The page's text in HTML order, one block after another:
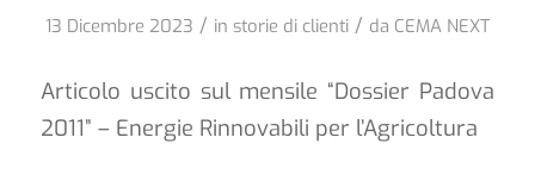
13 Dicembre 2023 / in storie di clienti / da CEMA NEXT
Articolo uscito sul mensile “Dossier Padova
2011” – Energie Rinnovabili per l’Agricoltura